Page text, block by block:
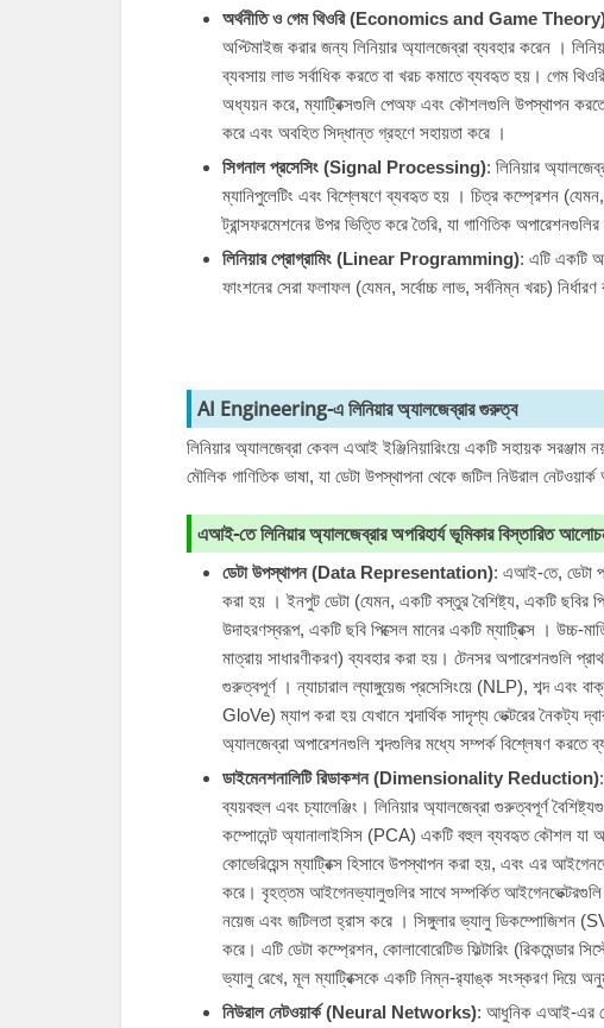
অর্থনীতি ও গেম থিওরি (Economics and Game
অপ্টিমাইজ করার জন্য লিনিয়ার অ্যালজেব্রা ব্যবহার করেন ।
ব্যবসায় লাভ সর্বাধিক করতে বা খরচ কমাতে ব্যবহৃত হয়। গেম
অধ্যয়ন করে, ম্যাট্রিক্সগুলি পেঅফ এবং কৌশলগুলি উপস্থাপন
করে এবং অবহিত সিদ্ধান্ত গ্রহণে সহায়তা করে ।
সিগনাল প্রসেসিং (Signal Processing): লিনিয়ার
ম্যানিপুলেটিং এবং বিশ্লেষণে ব্যবহৃত হয় । চিত্র কম্প্রেশন
ট্রান্সফরমেশনের উপর ভিত্তি করে তৈরি, যা গাণিতিক
লিনিয়ার প্রোগ্রামিং (Linear Programming): এটি একটি
ফাংশনের সেরা ফলাফল (যেমন, সর্বোচ্চ লাভ, সর্বনিম্ন খরচ)
AI Engineering-এ লিনিয়ার অ্যালজেব্রার গুরুত্ব
লিনিয়ার অ্যালজেব্রা কেবল এআই ইঞ্জিনিয়ারিংয়ে একটি সহায়ক সরঞ্জাম
মৌলিক গাণিতিক ভাষা, যা ডেটা উপস্থাপনা থেকে জটিল নিউরাল
এআই-তে লিনিয়ার অ্যালজেব্রার অপরিহার্য ভূমিকার বিস্তারিত
ডেটা উপস্থাপন (Data Representation): এআই-তে, ডেটা
করা হয় । ইনপুট ডেটা (যেমন, একটি বস্তুর বৈশিষ্ট্য, একটি ছবির
উদাহরণস্বরূপ, একটি ছবি পিক্সেল মানের একটি ম্যাট্রিক্স । উচ্চ-
মাত্রায় সাধারণীকরণ) ব্যবহার করা হয়। টেনসর অপারেশনগুলি
গুরুত্বপূর্ণ । ন্যাচারাল ল্যাঙ্গুয়েজ প্রসেসিংয়ে (NLP), শব্দ এবং
GloVe) ম্যাপ করা হয় যেখানে শব্দার্থিক সাদৃশ্য ভেক্টরের নৈকট্য
অ্যালজেব্রা অপারেশনগুলি শব্দগুলির মধ্যে সম্পর্ক বিশ্লেষণ করতে
ডাইমেনশনালিটি রিডাকশন (Dimensionality Reduction)
ব্যয়বহুল এবং চ্যালেঞ্জিং। লিনিয়ার অ্যালজেব্রা গুরুত্বপূর্ণ
কম্পোনেন্ট অ্যানালাইসিস (PCA) একটি বহুল ব্যবহৃত কৌশল যা
কোভেরিয়েন্স ম্যাট্রিক্স হিসাবে উপস্থাপন করা হয়, এবং এর
করে। বৃহত্তম আইগেনভ্যালুগুলির সাথে সম্পর্কিত আইগেনভেক্টরগুলি
নয়েজ এবং জটিলতা হ্রাস করে । সিঙ্গুলার ভ্যালু ডিকম্পোজিশন
করে। এটি ডেটা কম্প্রেশন, কোলাবোরেটিভ ফিল্টারিং
ভ্যালু রেখে, মূল ম্যাট্রিক্সকে একটি নিম্ন-র‌্যাঙ্ক সংস্করণ দিয়ে
নিউরাল নেটওয়ার্ক (Neural Networks): আধুনিক এআই-এর